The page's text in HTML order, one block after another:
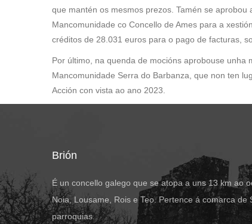
que mantén os mesmos prezos. Tamén se
Mancomunidade co Concello de Ames para a
créditos de 28.031 euros para o pago de facturas,
Por último, na quenda de mocións aprobouse unha
Mancomunidade Serra do Barbanza, que non ten
Acción con vista ao ano 2023.
Brión
É un concello galego que se atopa a uns 13 km ao
Noia, Lousame, Rois e Teo. Pertence á comarca
parroquias.